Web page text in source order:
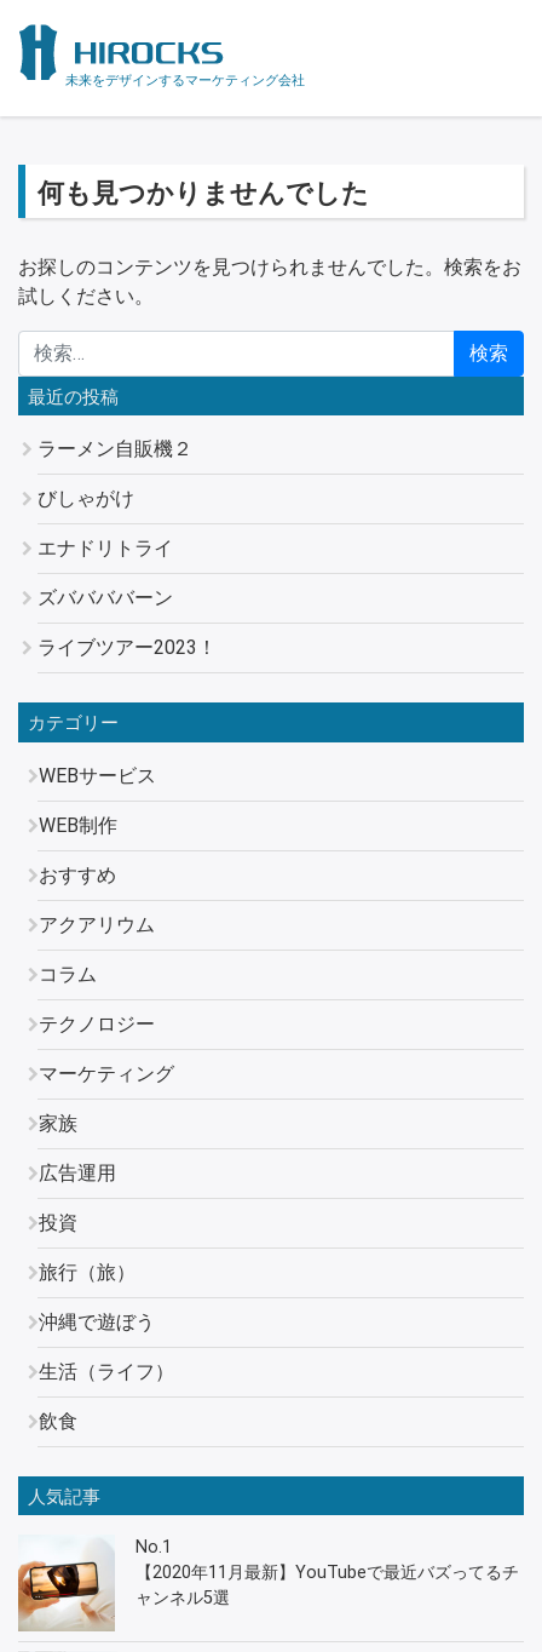
未来をデザインするマーケティング会社
何も見つかりませんでした
お探しのコンテンツを見つけられませんでした。検索をお
試しください。
検索:
最近の投稿
ラーメン自販機２
びしゃがけ
エナドリトライ
ズババババーン
ライブツアー2023！
カテゴリー
WEBサービス
WEB制作
おすすめ
アクアリウム
コラム
テクノロジー
マーケティング
家族
広告運用
投資
旅行（旅）
沖縄で遊ぼう
生活（ライフ）
飲食
人気記事
No.1
【2020年11月最新】YouTubeで最近バズってるチ
ャンネル5選